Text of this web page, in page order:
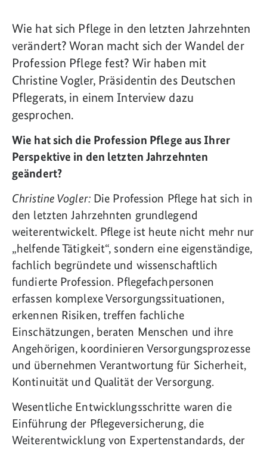
Wie hat sich Pflege in den letzten Jahrzehnten
verändert? Woran macht sich der Wandel der
Profession Pflege fest? Wir haben mit
Christine Vogler, Präsidentin des Deutschen
Pflegerats, in einem Interview dazu
gesprochen.
Wie hat sich die Profession Pflege aus Ihrer
Perspektive in den letzten Jahrzehnten
geändert?
Christine Vogler: Die Profession Pflege hat sich in
den letzten Jahrzehnten grundlegend
weiterentwickelt. Pflege ist heute nicht mehr nur
„helfende Tätigkeit“, sondern eine eigenständige,
fachlich begründete und wissenschaftlich
fundierte Profession. Pflegefachpersonen
erfassen komplexe Versorgungssituationen,
erkennen Risiken, treffen fachliche
Einschätzungen, beraten Menschen und ihre
Angehörigen, koordinieren Versorgungsprozesse
und übernehmen Verantwortung für Sicherheit,
Kontinuität und Qualität der Versorgung.
Wesentliche Entwicklungsschritte waren die
Einführung der Pflegeversicherung, die
Weiterentwicklung von Expertenstandards, der